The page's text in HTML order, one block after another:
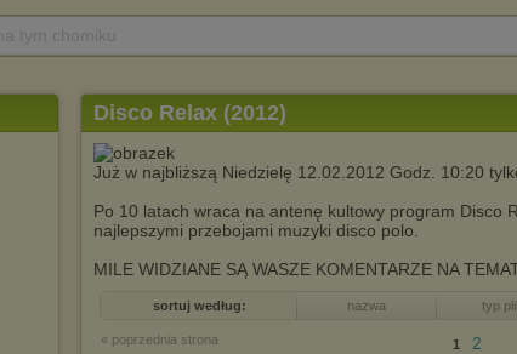
Disco Relax (2012)
Już w najbliższą Niedzielę 12.02.2012 Godz. 10:20
Po 10 latach wraca na antenę kultowy program Disco
najlepszymi przebojami muzyki disco polo.
MILE WIDZIANE SĄ WASZE KOMENTARZE NA
sortuj według: nazwa typ
« poprzednia strona 1 2